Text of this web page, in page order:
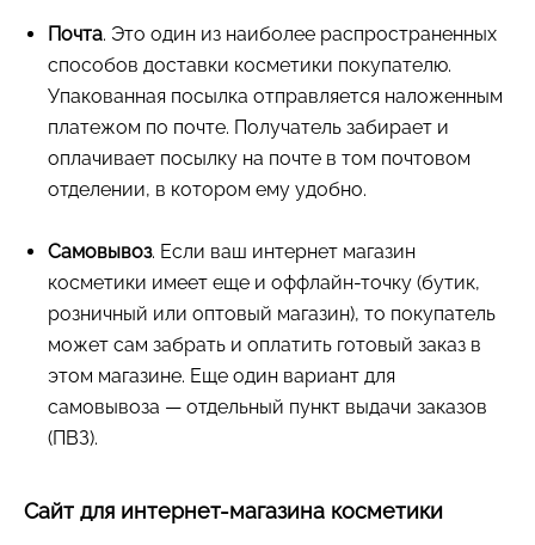
Почта. Это один из наиболее распространенных
способов доставки косметики покупателю.
Упакованная посылка отправляется наложенным
платежом по почте. Получатель забирает и
оплачивает посылку на почте в том почтовом
отделении, в котором ему удобно.
Самовывоз. Если ваш интернет магазин
косметики имеет еще и оффлайн-точку (бутик,
розничный или оптовый магазин), то покупатель
может сам забрать и оплатить готовый заказ в
этом магазине. Еще один вариант для
самовывоза — отдельный пункт выдачи заказов
(ПВЗ).
Сайт для интернет-магазина косметики